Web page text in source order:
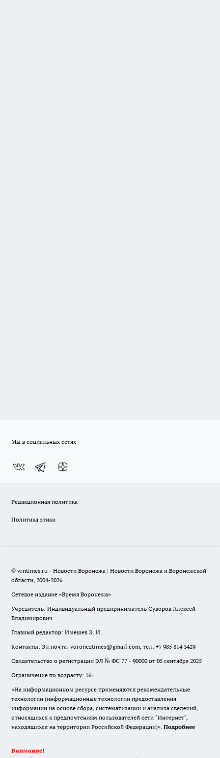
Мы в социальных сетях
Редакционная политика
Политика этики
© vrntimes.ru - Новости Воронежа | Новости Воронежа и Воронежской
области, 2004-2026
Сетевое издание «Время Воронежа»
Учредитель: Индивидуальный предприниматель Суворов Алексей
Владимирович
Главный редактор: Имешев Э. И.
Контакты: Эл.почта: voroneztimes@gmail.com, тел: +7 985 814 3429
Свидетельство о регистрации ЭЛ № ФС 77 - 90000 от 05 сентября 2025
Ограничение по возрасту: 16+
«На информационном ресурсе применяются рекомендательные
технологии (информационные технологии предоставления
информации на основе сбора, систематизации и анализа сведений,
относящихся к предпочтениям пользователей сети "Интернет",
находящихся на территории Российской Федерации)». Подробнее
Внимание!